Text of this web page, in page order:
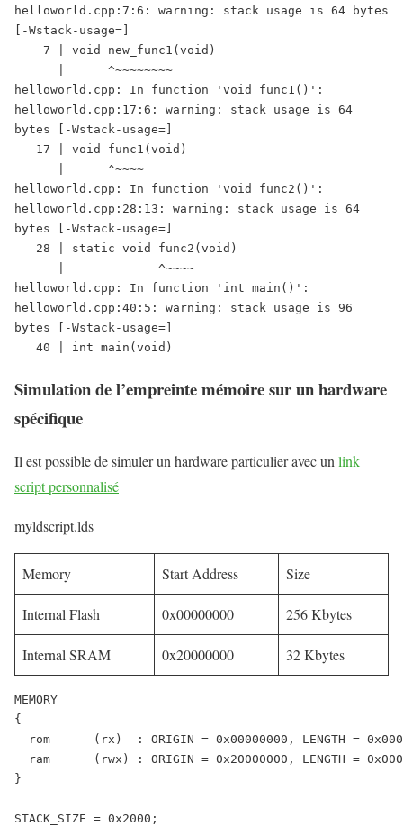
helloworld.cpp:7:6: warning: stack usage is 64 bytes
[-Wstack-usage=]
helloworld.cpp: In function 'void func1()':
helloworld.cpp:17:6: warning: stack usage is 64
bytes [-Wstack-usage=]
helloworld.cpp: In function 'void func2()':
helloworld.cpp:28:13: warning: stack usage is 64
bytes [-Wstack-usage=]
helloworld.cpp: In function 'int main()':
helloworld.cpp:40:5: warning: stack usage is 96
bytes [-Wstack-usage=]
   40 | int main(void)
Simulation de l’empreinte mémoire sur un hardware
spécifique
Il est possible de simuler un hardware particulier avec unlink
script personnalisé
myldscript.lds
Memory Start Address Size
Internal Flash 0x00000000 256 Kbytes
Internal SRAM 0x20000000 32 Kbytes
MEMORY
{
rom      (rx)  : ORIGIN = 0x00000000, LENGTH =
ram      (rwx) : ORIGIN = 0x20000000, LENGTH =
}
STACK_SIZE = 0x2000;